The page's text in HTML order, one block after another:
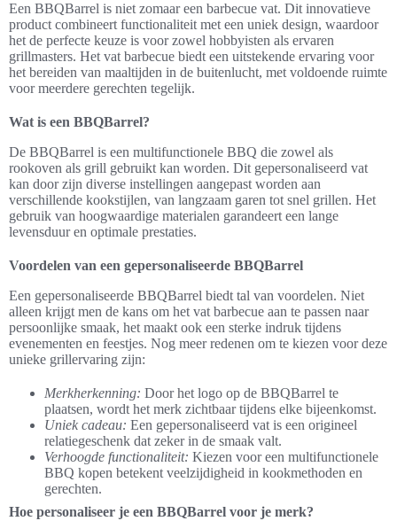
Een BBQBarrel is niet zomaar een barbecue vat. Dit innovatieve
product combineert functionaliteit met een uniek design, waardoor
het de perfecte keuze is voor zowel hobbyisten als ervaren
grillmasters. Het vat barbecue biedt een uitstekende ervaring voor
het bereiden van maaltijden in de buitenlucht, met voldoende ruimte
voor meerdere gerechten tegelijk.
Wat is een BBQBarrel?
De BBQBarrel is een multifunctionele BBQ die zowel als
rookoven als grill gebruikt kan worden. Dit gepersonaliseerd vat
kan door zijn diverse instellingen aangepast worden aan
verschillende kookstijlen, van langzaam garen tot snel grillen. Het
gebruik van hoogwaardige materialen garandeert een lange
levensduur en optimale prestaties.
Voordelen van een gepersonaliseerde BBQBarrel
Een gepersonaliseerde BBQBarrel biedt tal van voordelen. Niet
alleen krijgt men de kans om het vat barbecue aan te passen naar
persoonlijke smaak, het maakt ook een sterke indruk tijdens
evenementen en feestjes. Nog meer redenen om te kiezen voor deze
unieke grillervaring zijn:
Merkherkenning: Door het logo op de BBQBarrel te
plaatsen, wordt het merk zichtbaar tijdens elke bijeenkomst.
Uniek cadeau: Een gepersonaliseerd vat is een origineel
relatiegeschenk dat zeker in de smaak valt.
Verhoogde functionaliteit: Kiezen voor een multifunctionele
BBQ kopen betekent veelzijdigheid in kookmethoden en
gerechten.
Hoe personaliseer je een BBQBarrel voor je merk?